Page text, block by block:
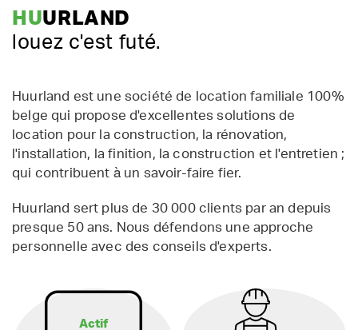
HUURLAND
louez c'est futé.
Huurland est une société de location familiale 100%
belge qui propose d'excellentes solutions de
location pour la construction, la rénovation,
l'installation, la finition, la construction et l'entretien ;
qui contribuent à un savoir-faire fier.
Huurland sert plus de 30 000 clients par an depuis
presque 50 ans. Nous défendons une approche
personnelle avec des conseils d'experts.
Actif